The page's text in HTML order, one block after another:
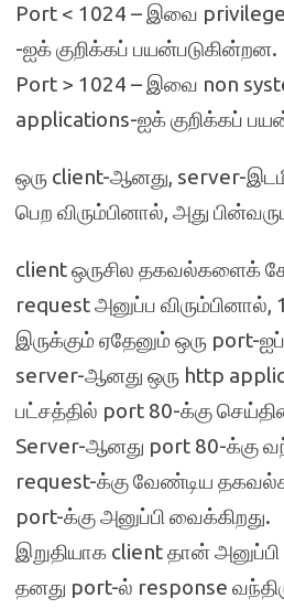
Port < 1024 – இவை
-ஐக் குறிக்கப் பயன்படுகின்றன.
Port > 1024 – இவை non
applications-ஐக் குறிக்கப்
ஒரு client-ஆனது, server-
பெற விரும்பினால், அது
client ஒருசில தகவல்களைக்
request அனுப்ப விரும்பினால்,
இருக்கும் ஏதேனும் ஒரு port-
server-ஆனது ஒரு http
பட்சத்தில் port 80-க்கு
Server-ஆனது port 80-க்கு
request-க்கு வேண்டிய
port-க்கு அனுப்பி வைக்கிறது.
இறுதியாக client தான்
தனது port-ல் response